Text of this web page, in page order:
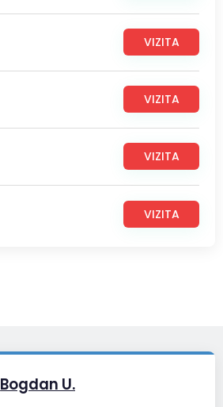
VIZITA
VIZITA
VIZITA
VIZITA
Bogdan U.